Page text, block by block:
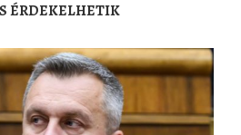
ÉRDEKELHETIK